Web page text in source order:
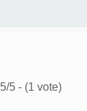
5/5 - (1 vote)